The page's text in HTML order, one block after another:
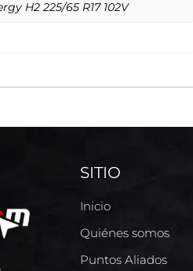
H2 225/65 R17 102V
SITIO
Inicio
Quiénes somos
Puntos Aliados